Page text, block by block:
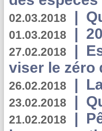
02.03.2018 |
01.03.2018 |
27.02.2018 |
viser le zéro
26.02.2018 |
23.02.2018 |
21.02.2018 |